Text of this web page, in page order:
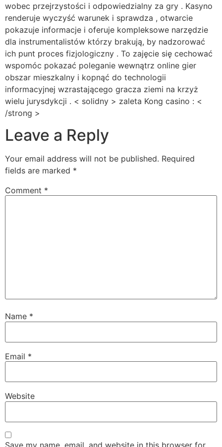
wobec przejrzystości i odpowiedzialny za gry . Kasyno
renderuje wyczyść warunek i sprawdza , otwarcie
pokazuje informacje i oferuje kompleksowe narzędzie
dla instrumentalistów którzy brakują, by nadzorować
ich punt proces fizjologiczny . To zajęcie się cechować
wspomóc pokazać poleganie wewnątrz online gier
obszar mieszkalny i kopnąć do technologii
informacyjnej wzrastającego gracza ziemi na krzyż
wielu jurysdykcji . < solidny > zaleta Kong casino : <
/strong >
Leave a Reply
Your email address will not be published. Required
fields are marked *
Comment *
Name *
Email *
Website
Save my name, email, and website in this browser for